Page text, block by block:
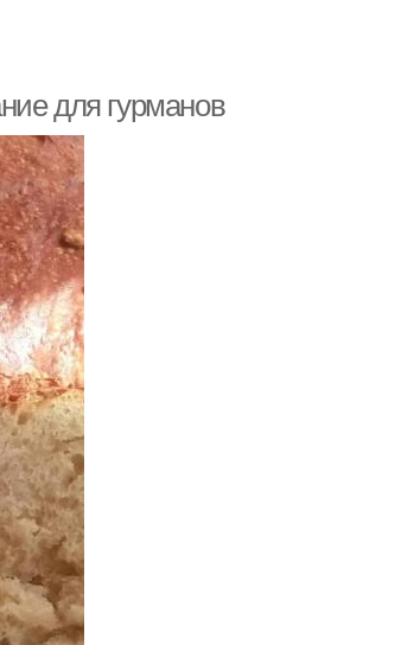
для гурманов